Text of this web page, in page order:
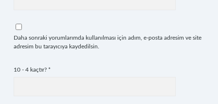
Daha sonraki yorumlarımda kullanılması için adım, e-posta adresim ve site
adresim bu tarayıcıya kaydedilsin.
10 - 4 kaçtır? *